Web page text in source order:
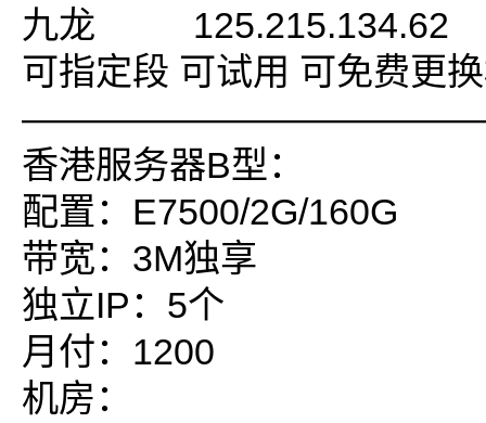
九龙 125.215.134.62
可指定段 可试用 可免费更
香港服务器B型：
配置：E7500/2G/160G
带宽：3M独享
独立IP：5个
月付：1200
机房：